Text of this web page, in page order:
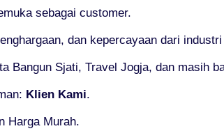
sebagai customer.
dan kepercayaan dari
Bangun Sjati, Travel Jogja, dan masih
Klien Kami.
Harga Murah.